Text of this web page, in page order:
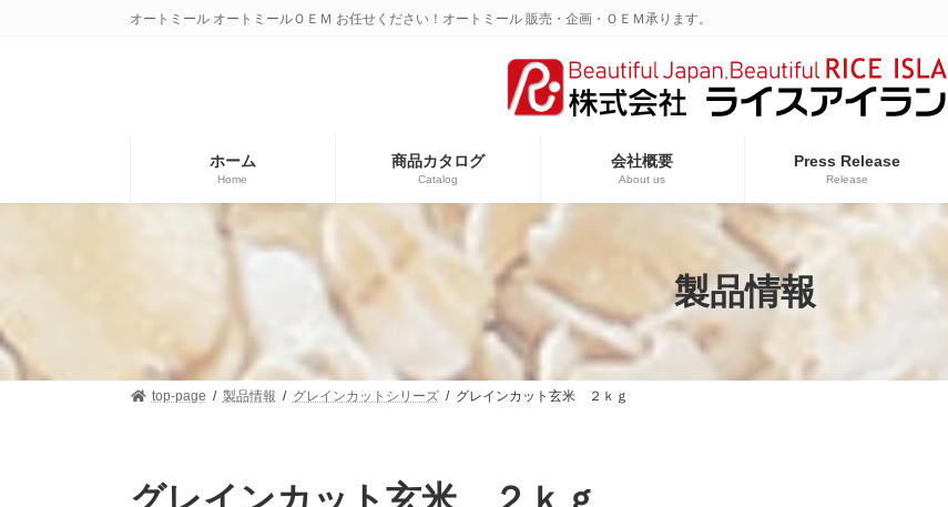
オートミール オートミールＯＥＭ お任せください！オートミール 販売・企画・ＯＥＭ承ります。
ホーム
Home
商品カタログ
Catalog
会社概要
About us
Press Release
Release
製品情報
top-page 製品情報 グレインカットシリーズ グレインカット玄米 ２ｋｇ
グレインカット玄米 ２ｋｇ